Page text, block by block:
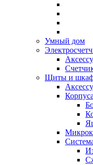
Умный дом
Щиты и